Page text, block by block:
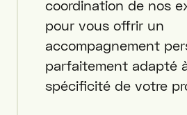
coordination de nos
pour vous offrir un
accompagnement
parfaitement adapté
spécificité de votre